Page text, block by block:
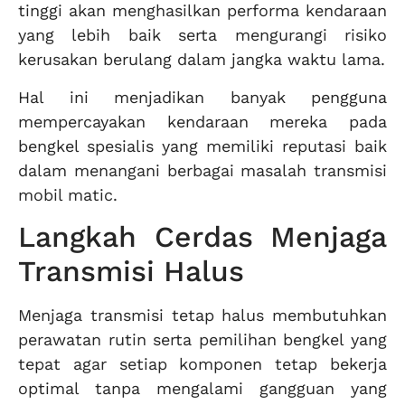
tinggi akan menghasilkan performa kendaraan
yang lebih baik serta mengurangi risiko
kerusakan berulang dalam jangka waktu lama.
Hal ini menjadikan banyak pengguna
mempercayakan kendaraan mereka pada
bengkel spesialis yang memiliki reputasi baik
dalam menangani berbagai masalah transmisi
mobil matic.
Langkah Cerdas Menjaga
Transmisi Halus
Menjaga transmisi tetap halus membutuhkan
perawatan rutin serta pemilihan bengkel yang
tepat agar setiap komponen tetap bekerja
optimal tanpa mengalami gangguan yang